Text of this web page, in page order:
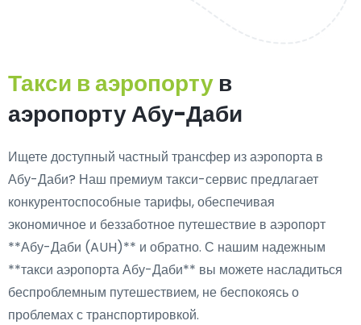
Такси в аэропорту в
аэропорту Абу-Даби
Ищетедоступный частный трансфер из аэропорта в
Абу-Даби? Наш премиум такси-сервис предлагает
конкурентоспособные тарифы, обеспечивая
экономичное и беззаботное путешествие в аэропорт
**Абу-Даби (AUH)** и обратно. С нашим надежным
**такси аэропорта Абу-Даби** вы можете насладиться
беспроблемным путешествием, не беспокоясь о
проблемах с транспортировкой.